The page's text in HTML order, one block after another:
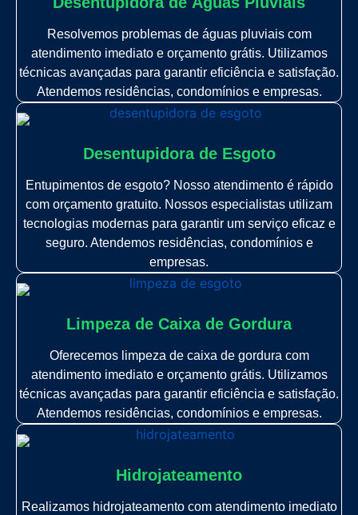
Resolvemos problemas de águas pluviais com
atendimento imediato e orçamento grátis. Utilizamos
técnicas avançadas para garantir eficiência e satisfação.
Atendemos residências, condomínios e empresas.
Desentupidora de Esgoto
Entupimentos de esgoto? Nosso atendimento é rápido
com orçamento gratuito. Nossos especialistas utilizam
tecnologias modernas para garantir um serviço eficaz e
seguro. Atendemos residências, condomínios e
empresas.
Limpeza de Caixa de Gordura
Oferecemos limpeza de caixa de gordura com
atendimento imediato e orçamento grátis. Utilizamos
técnicas avançadas para garantir eficiência e satisfação.
Atendemos residências, condomínios e empresas.
Hidrojateamento
Realizamos hidrojateamento com atendimento imediato